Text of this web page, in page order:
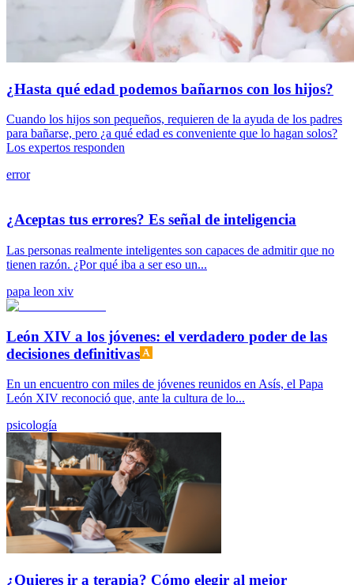
¿Hasta qué edad podemos bañarnos con los hijos?
Cuando los hijos son pequeños, requieren de la ayuda de los padres
para bañarse, pero ¿a qué edad es conveniente que lo hagan solos?
Los expertos responden
error
¿Aceptas tus errores? Es señal de inteligencia
Las personas realmente inteligentes son capaces de admitir que no
tienen razón. ¿Por qué iba a ser eso un...
papa leon xiv
León XIV a los jóvenes: el verdadero poder de las
decisiones definitivas
En un encuentro con miles de jóvenes reunidos en Asís, el Papa
León XIV reconoció que, ante la cultura de lo...
psicología
¿Quieres ir a terapia? Cómo elegir al mejor